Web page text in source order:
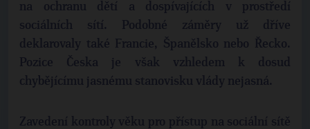
na ochranu dětí a dospívajících v prostředí
sociálních sítí. Podobné záměry už dříve
deklarovaly také Francie, Španělsko nebo Řecko.
Pozice Česka je však vzhledem k dosud
chybějícímu jasnému stanovisku vlády nejasná.
Zavedení kontroly věku pro přístup na sociální sítě